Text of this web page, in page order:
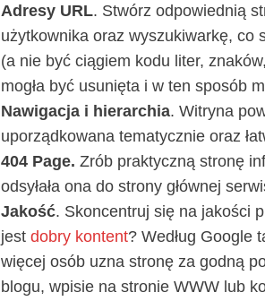
Adresy URL. Stwórz odpowiednią
użytkownika oraz wyszukiwarkę, co
(a nie być ciągiem kodu liter,
mogła być usunięta i w ten sposób
Nawigacja i hierarchia. Witryna
uporządkowana tematycznie oraz
404 Page. Zrób praktyczną stronę
odsyłała ona do strony głównej
Jakość. Skoncentruj się na jakości
jest dobry kontent? Według Google
więcej osób uzna stronę za godną
blogu, wpisie na stronie WWW lub